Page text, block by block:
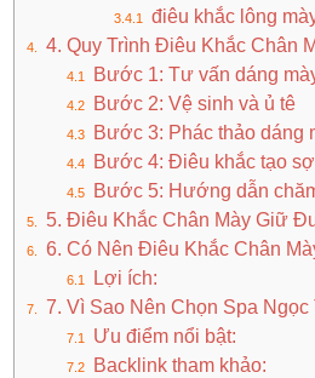
điêu khắc lông
4. Quy Trình Điêu Khắc Chân
Bước 1: Tư vấn dáng
Bước 2: Vệ sinh và ủ tê
Bước 3: Phác thảo dáng
Bước 4: Điêu khắc tạo
Bước 5: Hướng dẫn
5. Điêu Khắc Chân Mày Giữ
6. Có Nên Điêu Khắc Chân
Lợi ích:
7. Vì Sao Nên Chọn Spa Ngọc
Ưu điểm nổi bật:
Backlink tham khảo: